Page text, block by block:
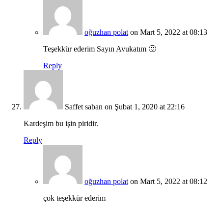
oğuzhan polat on Mart 5, 2022 at 08:13
Teşekkür ederim Sayın Avukatım 🙂
Reply
Saffet saban on Şubat 1, 2020 at 22:16
Kardeşim bu işin piridir.
Reply
oğuzhan polat on Mart 5, 2022 at 08:12
çok teşekkür ederim